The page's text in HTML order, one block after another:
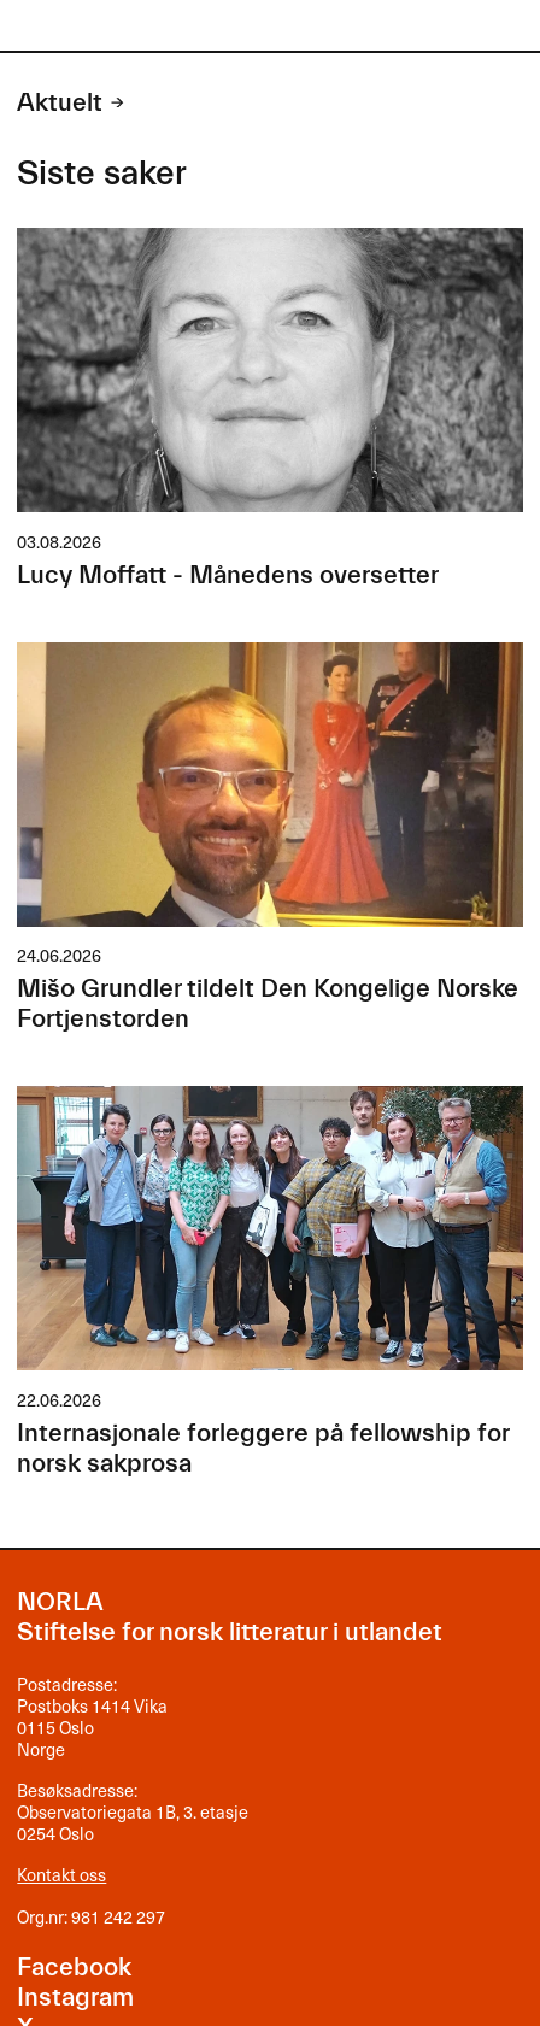
Aktuelt
Siste saker
03.08.2026
Lucy Moffatt - Månedens oversetter
24.06.2026
Mišo Grundler tildelt Den Kongelige Norske
Fortjenstorden
22.06.2026
Internasjonale forleggere på fellowship for
norsk sakprosa
NORLA
Stiftelse for norsk litteratur i utlandet
Postadresse:
Postboks 1414 Vika
0115 Oslo
Norge
Besøksadresse:
Observatoriegata 1B, 3. etasje
0254 Oslo
Kontakt oss
Org.nr: 981 242 297
Facebook
Instagram